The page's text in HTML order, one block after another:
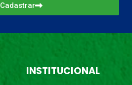
Cadastrar
INSTITUCIONAL